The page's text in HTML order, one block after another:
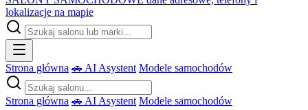
lokalizacje na mapie
Strona główna 🚗 AI Asystent Modele samochodów
Strona główna 🚗 AI Asystent Modele samochodów